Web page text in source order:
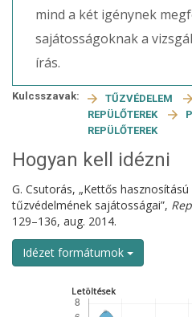
mind a két igénynek
sajátosságoknak a
írás.
Kulcsszavak: TŰZVÉDELEM
REPÜLŐTEREK
REPÜLŐTEREK
Hogyan kell idézni
G. Csutorás, „Kettős
tűzvédelmének sajátosságai”,
129–136, aug. 2014.
Idézet formátumok
Letöltések